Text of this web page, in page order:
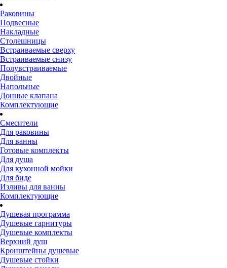
Раковины
Подвесные
Накладные
Столешницы
Встраиваемые сверху
Встраиваемые снизу
Полувстраиваемые
Двойные
Напольные
Донные клапана
Комплектующие
Смесители
Для раковины
Для ванны
Готовые комплекты
Для душа
Для кухонной мойки
Для биде
Изливы для ванны
Комплектующие
Душевая программа
Душевые гарнитуры
Душевые комплекты
Верхний душ
Кронштейны душевые
Душевые стойки